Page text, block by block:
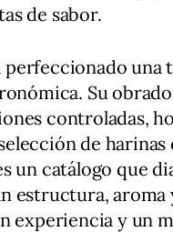
de sabor.
perfeccionado
Su
controladas,
de
un catálogo que
estructura,
experiencia y un